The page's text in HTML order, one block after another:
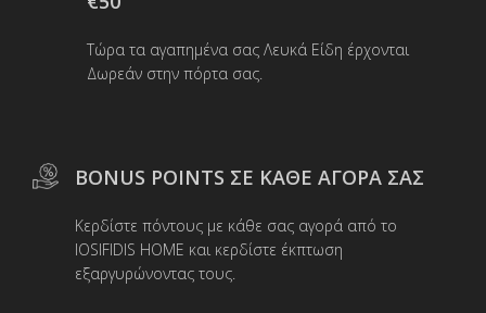
Τώρα τα αγαπημένα σας Λευκά Είδη έρχονται
Δωρεάν στην πόρτα σας.
BONUS POINTS ΣΕ ΚΑΘΕ ΑΓΟΡΑ ΣΑΣ
Κερδίστε πόντους με κάθε σας αγορά από το
IOSIFIDIS HOME και κερδίστε έκπτωση
εξαργυρώνοντας τους.